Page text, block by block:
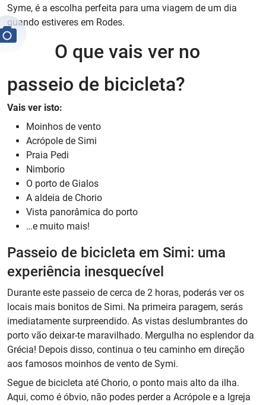
Syme, é a escolha perfeita para uma viagem de um dia
quando estiveres em Rodes.
O que vais ver no
passeio de bicicleta?
Vais ver isto:
Moinhos de vento
Acrópole de Simi
Praia Pedi
Nimborio
O porto de Gialos
A aldeia de Chorio
Vista panorâmica do porto
…e muito mais!
Passeio de bicicleta em Simi: uma
experiência inesquecível
Durante este passeio de cerca de 2 horas, poderás ver os
locais mais bonitos de Simi. Na primeira paragem, serás
imediatamente surpreendido. As vistas deslumbrantes do
porto vão deixar-te maravilhado. Mergulha no esplendor da
Grécia! Depois disso, continua o teu caminho em direção
aos famosos moinhos de vento de Symi.
Segue de bicicleta até Chorio, o ponto mais alto da ilha.
Aqui, como é óbvio, não podes perder a Acrópole e a Igreja